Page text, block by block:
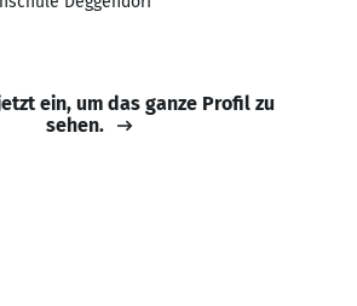
ein, um das ganze Profil zu
sehen.